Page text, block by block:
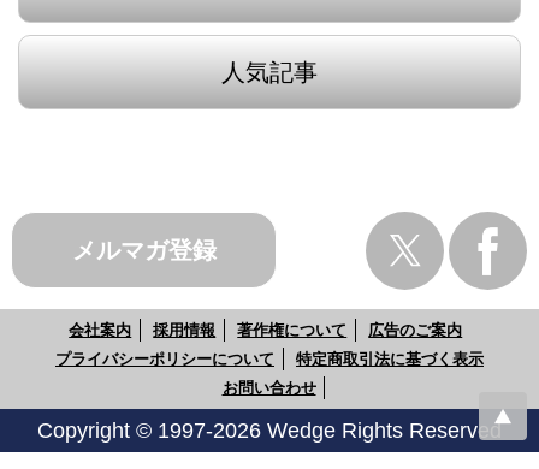
人気記事
メルマガ登録
会社案内 採用情報 著作権について
広告のご案内
プライバシーポリシーについて
特定商取引法に基づく表示
お問い合わせ
Copyright © 1997-2026 Wedge Rights Reserved